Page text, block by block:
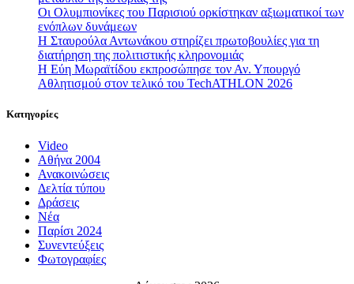
Οι Ολυμπιονίκες του Παρισιού ορκίστηκαν αξιωματικοί των
ενόπλων δυνάμεων
Η Σταυρούλα Αντωνάκου στηρίζει πρωτοβουλίες για τη
διατήρηση της πολιτιστικής κληρονομιάς
Η Εύη Μωραϊτίδου εκπροσώπησε τον Αν. Υπουργό
Αθλητισμού στον τελικό του TechATHLON 2026
Κατηγορίες
Video
Αθήνα 2004
Ανακοινώσεις
Δελτία τύπου
Δράσεις
Νέα
Παρίσι 2024
Συνεντεύξεις
Φωτογραφίες